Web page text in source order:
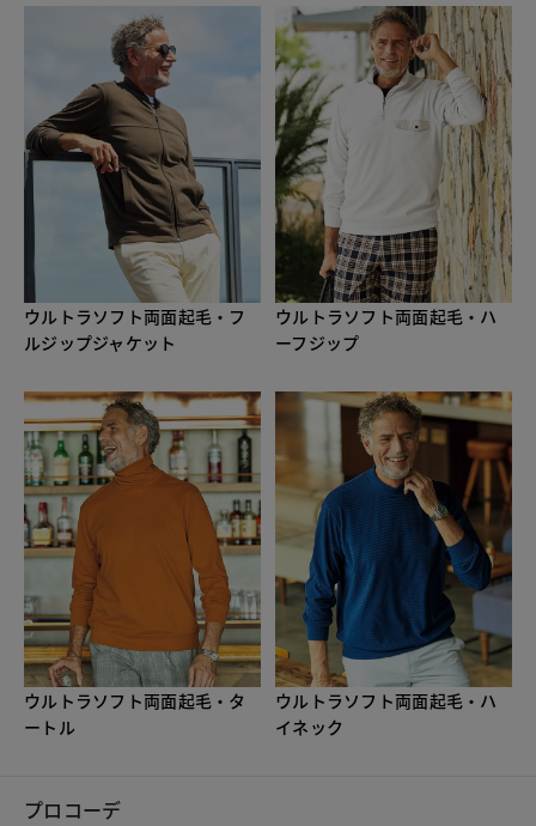
ウルトラソフト両面起毛・フ
ルジップジャケット
ウルトラソフト両面起毛・ハ
ーフジップ
ウルトラソフト両面起毛・タ
ートル
ウルトラソフト両面起毛・ハ
イネック
プロコーデ